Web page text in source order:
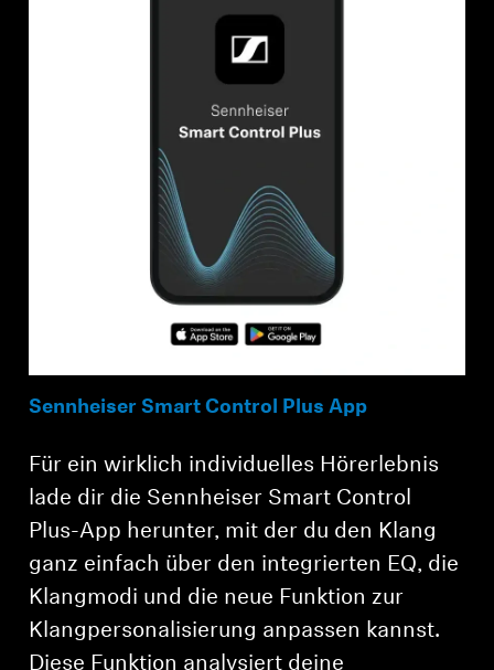
Sennheiser Smart Control Plus App
Für ein wirklich individuelles Hörerlebnis
lade dir die Sennheiser Smart Control
Plus-App herunter, mit der du den Klang
ganz einfach über den integrierten EQ, die
Klangmodi und die neue Funktion zur
Klangpersonalisierung anpassen kannst.
Diese Funktion analysiert deine